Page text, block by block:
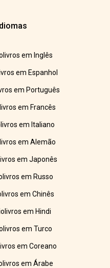
em Inglês
em Espanhol
em Português
em Francês
em Italiano
em Alemão
em Japonês
em Russo
em Chinês
em Hindi
em Turco
em Coreano
em Árabe